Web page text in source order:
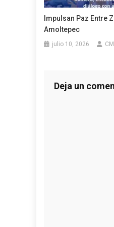
Impulsan Paz Entre
Amoltepec
julio 10, 2026
Deja un